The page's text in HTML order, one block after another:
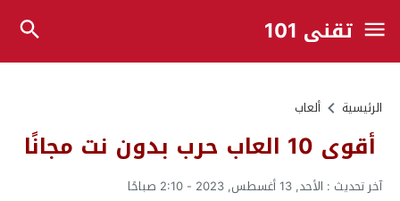
تقني 101
الرئيسية ألعاب
أقوى 10 العاب حرب بدون نت مجانًا
آخر تحديث : الأحد, 13 أغسطس, 2023 - 2:10 صباحًا